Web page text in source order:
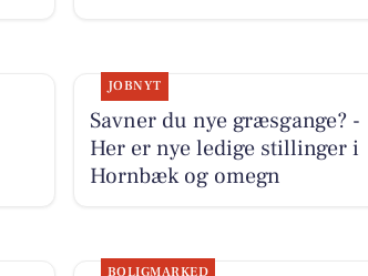
JOBNYT
Savner du nye græsgange? -
Her er nye ledige stillinger i
Hornbæk og omegn
BOLIGMARKED